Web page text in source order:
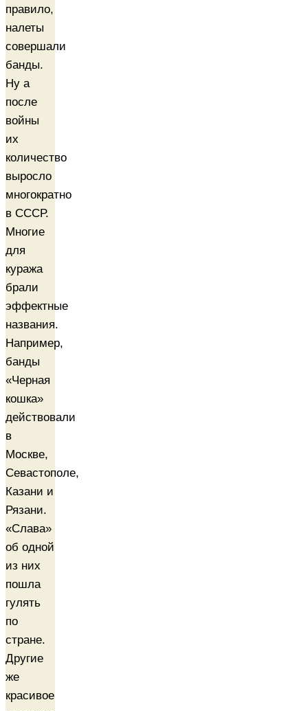
правило,
налеты
совершали
банды.
Ну а
после
войны
их
количество
выросло
многократно
в СССР.
Многие
для
куража
брали
эффектные
названия.
Например,
банды
«Черная
кошка»
действовали
в
Москве,
Севастополе,
Казани и
Рязани.
«Слава»
об одной
из них
пошла
гулять
по
стране.
Другие
же
красивое